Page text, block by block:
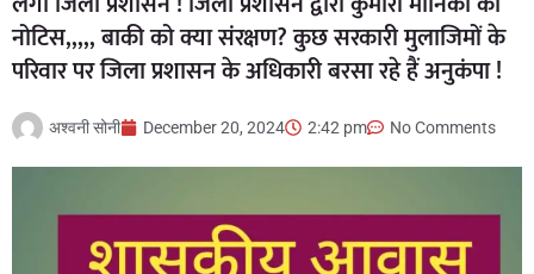
नोटिस,,,,, बाकी को क्या संरक्षण? कुछ सरकारी मुलाजिमों के
परिवार पर जिला प्रशासन के अधिकारी बरसा रहे हैं अनुकंपा !
अश्वनी सोनी December 20, 2024 2:42 pm No Comments